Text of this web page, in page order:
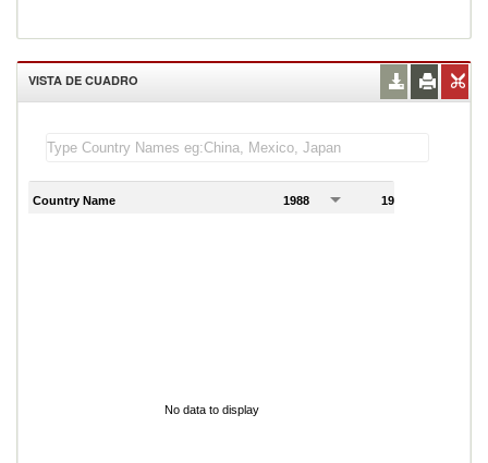
VISTA DE CUADRO
Country Name 1988 1989
No data to display